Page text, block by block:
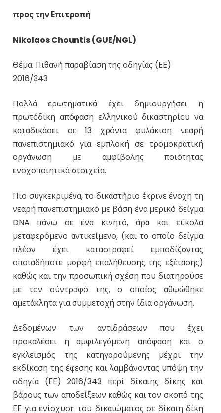
προς την Επιτροπή
Nikolaos Chountis (GUE/NGL)
Θέμα: Πιθανή παραβίαση της οδηγίας (ΕΕ)
2016/343
Πολλά ερωτηματικά έχει δημιουργήσει η
πρωτόδικη απόφαση ελληνικού δικαστηρίου να
καταδικάσει σε 13 χρόνια φυλάκιση νεαρή
πανεπιστημιακό για εμπλοκή σε τρομοκρατική
οργάνωση με αμφίβολης ποιότητας
ενοχοποιητικά στοιχεία.
Πιο συγκεκριμένα, το δικαστήριο έκρινε ένοχη τη
νεαρή πανεπιστημιακό με βάση ένα μερικό δείγμα
DNA πάνω σε ένα κινητό, άρα και εύκολα
μεταφερόμενο αντικείμενο, (και το οποίο δείγμα
πλέον έχει καταστραφεί εμποδίζοντας
οποιαδήποτε μορφή επαλήθευσης της εξέτασης)
καθώς και την προσωπική σχέση που διατηρούσε
με τον σύντροφό της, ο οποίος αθωώθηκε
αμετάκλητα για συμμετοχή στην ίδια οργάνωση.
Δεδομένων των αντιδράσεων που έχει
προκαλέσει η αμφιλεγόμενη απόφαση και ο
εγκλεισμός της κατηγορούμενης μέχρι την
εκδίκαση της έφεσης και λαμβάνοντας υπόψη την
οδηγία (ΕΕ) 2016/343 περί δίκαιης δίκης και
βάρους των αποδείξεων καθώς και τον σκοπό της
ΕΕ για ενίσχυση του δικαιώματος σε δίκαιη δίκη